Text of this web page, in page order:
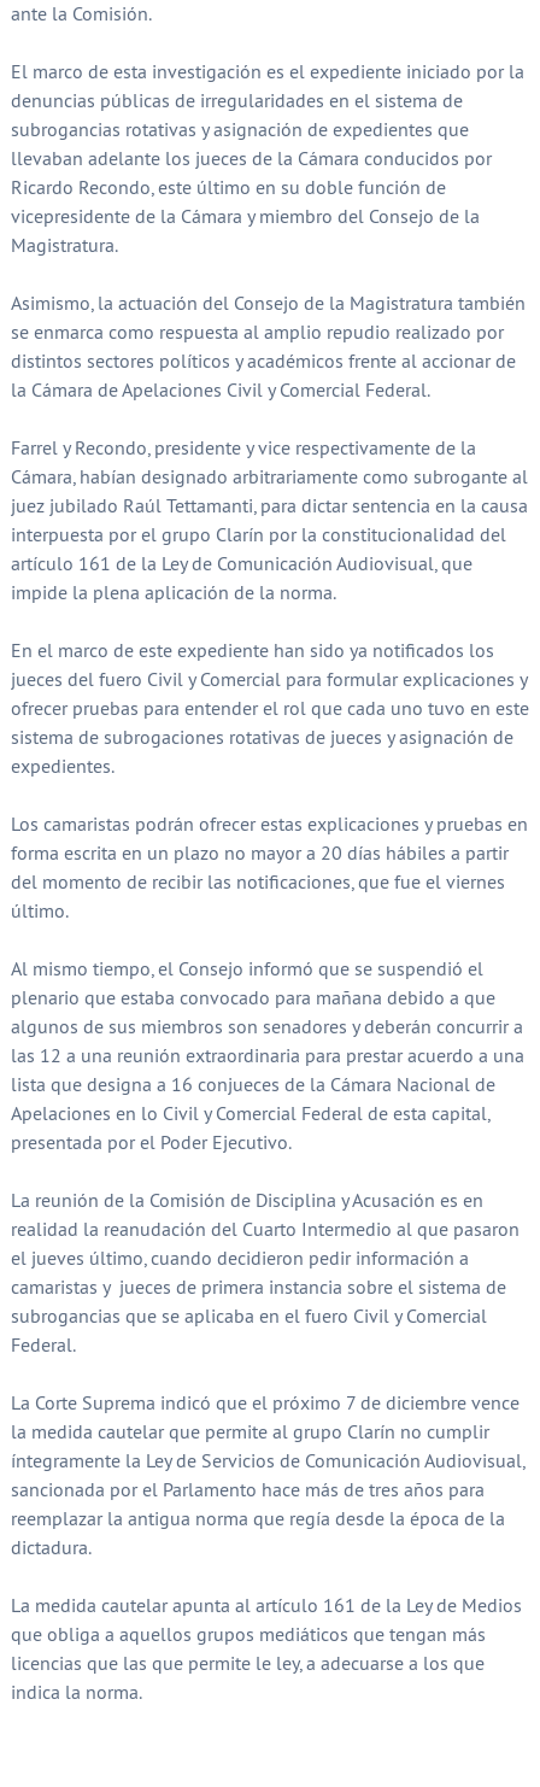
ante la Comisión.
El marco de esta investigación es el expediente iniciado por la
denuncias públicas de irregularidades en el sistema de
subrogancias rotativas y asignación de expedientes que
llevaban adelante los jueces de la Cámara conducidos por
Ricardo Recondo, este último en su doble función de
vicepresidente de la Cámara y miembro del Consejo de la
Magistratura.
Asimismo, la actuación del Consejo de la Magistratura también
se enmarca como respuesta al amplio repudio realizado por
distintos sectores políticos y académicos frente al accionar de
la Cámara de Apelaciones Civil y Comercial Federal.
Farrel y Recondo, presidente y vice respectivamente de la
Cámara, habían designado arbitrariamente como subrogante al
juez jubilado Raúl Tettamanti, para dictar sentencia en la causa
interpuesta por el grupo Clarín por la constitucionalidad del
artículo 161 de la Ley de Comunicación Audiovisual, que
impide la plena aplicación de la norma.
En el marco de este expediente han sido ya notificados los
jueces del fuero Civil y Comercial para formular explicaciones y
ofrecer pruebas para entender el rol que cada uno tuvo en este
sistema de subrogaciones rotativas de jueces y asignación de
expedientes.
Los camaristas podrán ofrecer estas explicaciones y pruebas en
forma escrita en un plazo no mayor a 20 días hábiles a partir
del momento de recibir las notificaciones, que fue el viernes
último.
Al mismo tiempo, el Consejo informó que se suspendió el
plenario que estaba convocado para mañana debido a que
algunos de sus miembros son senadores y deberán concurrir a
las 12 a una reunión extraordinaria para prestar acuerdo a una
lista que designa a 16 conjueces de la Cámara Nacional de
Apelaciones en lo Civil y Comercial Federal de esta capital,
presentada por el Poder Ejecutivo.
La reunión de la Comisión de Disciplina y Acusación es en
realidad la reanudación del Cuarto Intermedio al que pasaron
el jueves último, cuando decidieron pedir información a
camaristas y jueces de primera instancia sobre el sistema de
subrogancias que se aplicaba en el fuero Civil y Comercial
Federal.
La Corte Suprema indicó que el próximo 7 de diciembre vence
la medida cautelar que permite al grupo Clarín no cumplir
íntegramente la Ley de Servicios de Comunicación Audiovisual,
sancionada por el Parlamento hace más de tres años para
reemplazar la antigua norma que regía desde la época de la
dictadura.
La medida cautelar apunta al artículo 161 de la Ley de Medios
que obliga a aquellos grupos mediáticos que tengan más
licencias que las que permite le ley, a adecuarse a los que
indica la norma.